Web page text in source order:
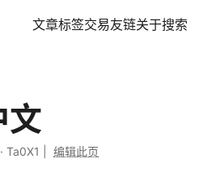
文章标签交易友链关于搜索
文
· Ta0X1 编辑此页